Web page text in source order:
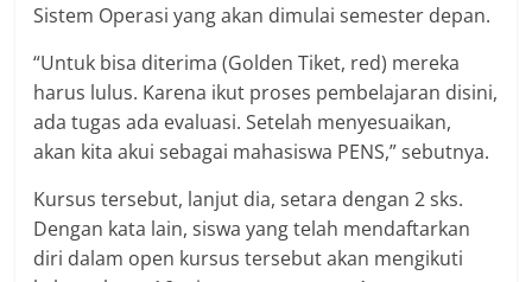
Sistem Operasi yang akan dimulai semester depan.
“Untuk bisa diterima (Golden Tiket, red) mereka
harus lulus. Karena ikut proses pembelajaran disini,
ada tugas ada evaluasi. Setelah menyesuaikan,
akan kita akui sebagai mahasiswa PENS,” sebutnya.
Kursus tersebut, lanjut dia, setara dengan 2 sks.
Dengan kata lain, siswa yang telah mendaftarkan
diri dalam open kursus tersebut akan mengikuti